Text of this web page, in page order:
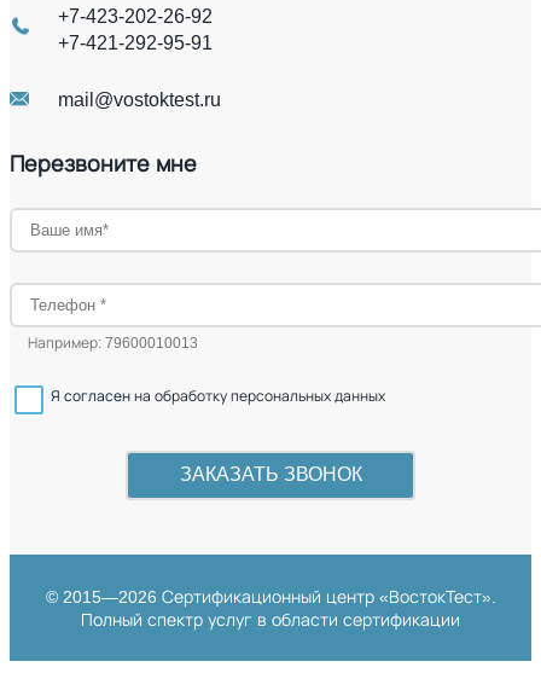
+7-423-202-26-92
+7-421-292-95-91
mail@vostoktest.ru
Перезвоните мне
Например: 79600010013
Я согласенна обработку персональных данных
© 2015—2026 Сертификационный центр «ВостокТест».
Полный спектр услуг в области сертификации